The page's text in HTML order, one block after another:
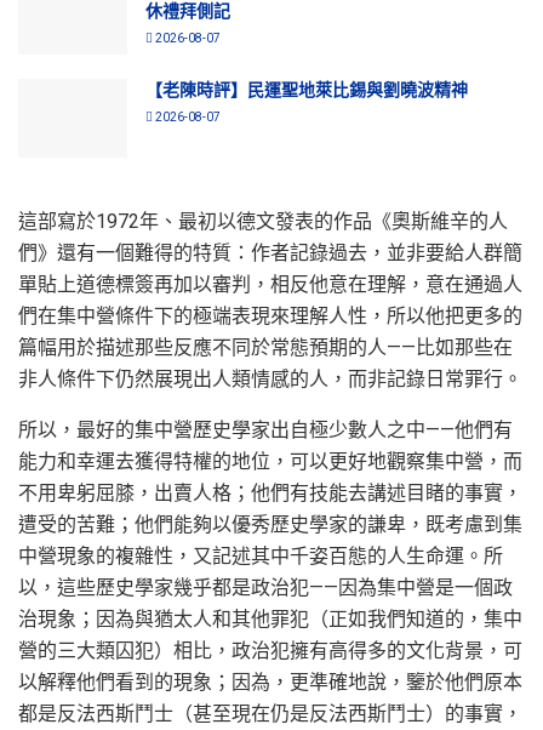
休禮拜側記
2026-08-07
【老陳時評】民運聖地萊比錫與劉曉波精神
2026-08-07
這部寫於1972年、最初以德文發表的作品《奧斯維辛的人
們》還有一個難得的特質：作者記錄過去，並非要給人群簡
單貼上道德標簽再加以審判，相反他意在理解，意在通過人
們在集中營條件下的極端表現來理解人性，所以他把更多的
篇幅用於描述那些反應不同於常態預期的人——比如那些在
非人條件下仍然展現出人類情感的人，而非記錄日常罪行。
所以，最好的集中營歷史學家出自極少數人之中——他們有
能力和幸運去獲得特權的地位，可以更好地觀察集中營，而
不用卑躬屈膝，出賣人格；他們有技能去講述目睹的事實，
遭受的苦難；他們能夠以優秀歷史學家的謙卑，既考慮到集
中營現象的複雜性，又記述其中千姿百態的人生命運。所
以，這些歷史學家幾乎都是政治犯——因為集中營是一個政
治現象；因為與猶太人和其他罪犯（正如我們知道的，集中
營的三大類囚犯）相比，政治犯擁有高得多的文化背景，可
以解釋他們看到的現象；因為，更準確地說，鑒於他們原本
都是反法西斯鬥士（甚至現在仍是反法西斯鬥士）的事實，